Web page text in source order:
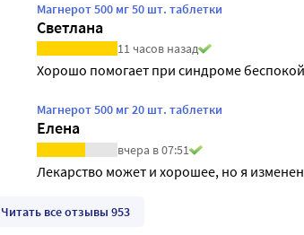
Магнерот 500 мг 50 шт. таблетки
Светлана
11 часов назад
Хорошо помогает при синдроме
Магнерот 500 мг 20 шт. таблетки
Елена
вчера в 07:51
Лекарство может и хорошее, но я
Читать все отзывы 953